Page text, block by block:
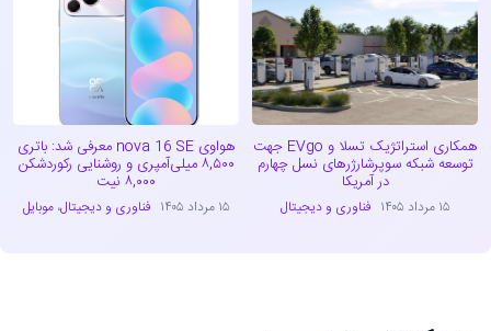
همکاری استراتژیک تسلا و EVgo جهت
توسعه شبکه سوپرشارژرهای نسل چهارم
در آمریکا
۱۵ مرداد ۱۴۰۵ فناوری و دیجیتال
هواوی nova 16 SE معرفی شد: باتری
۸,۵۰۰ میلی‌آمپری و روشنایی رکوردشکن
۸,۰۰۰ نیت
۱۵ مرداد ۱۴۰۵ فناوری و دیجیتال،موبایل